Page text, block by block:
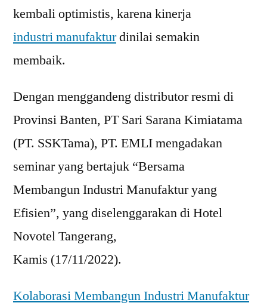
kembali optimistis, karena kinerja
industri manufakturdinilai semakin
membaik.
Dengan menggandeng distributor resmi di
Provinsi Banten, PT Sari Sarana Kimiatama
(PT. SSKTama), PT. EMLI mengadakan
seminar yang bertajuk “Bersama
Membangun Industri Manufaktur yang
Efisien”, yang diselenggarakan di Hotel
Novotel Tangerang,
Kamis (17/11/2022).
Kolaborasi Membangun Industri Manufaktur